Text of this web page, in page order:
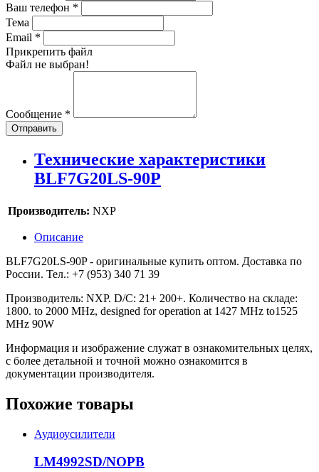
Ваш телефон *
Тема
Email *
Прикрепить файл
Файл не выбран!
Сообщение *
Отправить
Технические характеристики
BLF7G20LS-90P
Производитель: NXP
Описание
BLF7G20LS-90P - оригинальные купить оптом. Доставка по
России. Тел.: +7 (953) 340 71 39
Производитель: NXP. D/C: 21+ 200+. Количество на складе:
1800. to 2000 MHz, designed for operation at 1427 MHz to1525
MHz 90W
Информация и изображение служат в ознакомительных целях,
с более детальной и точной можно ознакомится в
документации производителя.
Похожие товары
Аудиоусилители
LM4992SD/NOPB